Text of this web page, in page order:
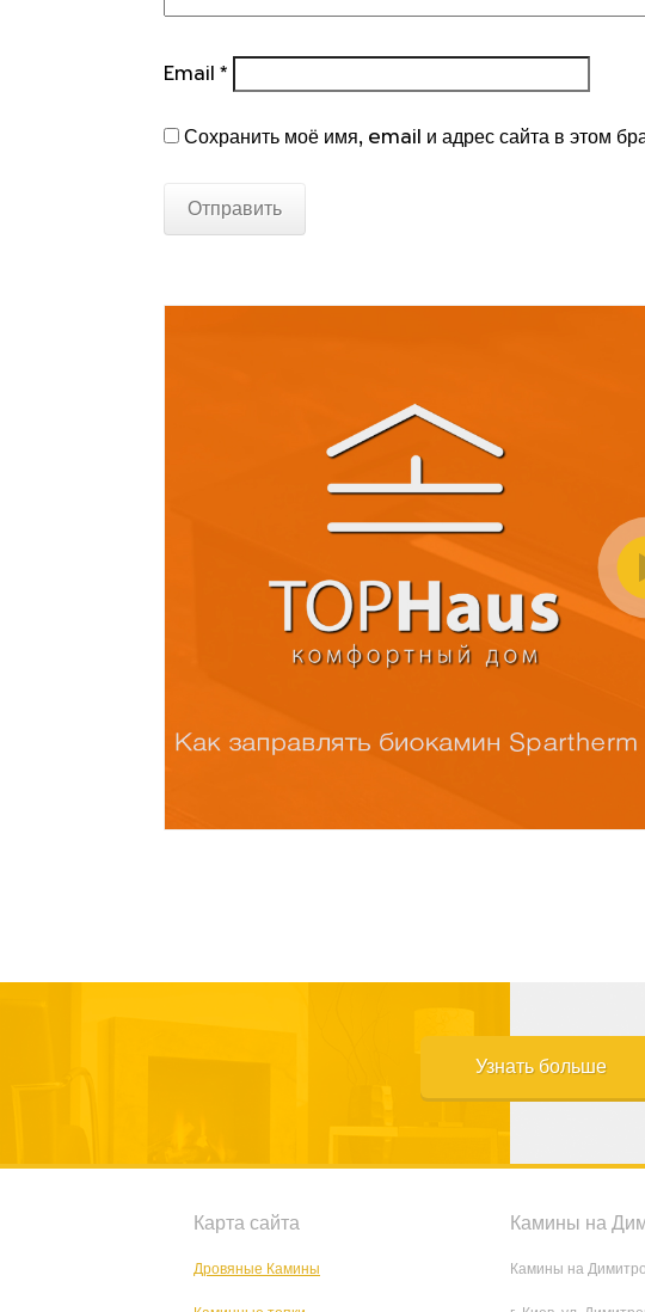
Email *
Сохранить моё имя, email и адрес сайта в этом
Узнать больше
Карта сайта
Дровяные Камины
Камины на
Камины на